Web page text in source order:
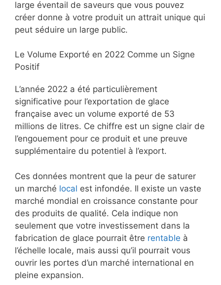
large éventail de saveurs que vous pouvez
créer donne à votre produit un attrait unique qui
peut séduire un large public.
Le Volume Exporté en 2022 Comme un Signe
Positif
L’année 2022 a été particulièrement
significative pour l’exportation de glace
française avec un volume exporté de 53
millions de litres. Ce chiffre est un signe clair de
l’engouement pour ce produit et une preuve
supplémentaire du potentiel à l’export.
Ces données montrent que la peur de saturer
un marché local est infondée. Il existe un vaste
marché mondial en croissance constante pour
des produits de qualité. Cela indique non
seulement que votre investissement dans la
fabrication de glace pourrait être rentable à
l’échelle locale, mais aussi qu’il pourrait vous
ouvrir les portes d’un marché international en
pleine expansion.